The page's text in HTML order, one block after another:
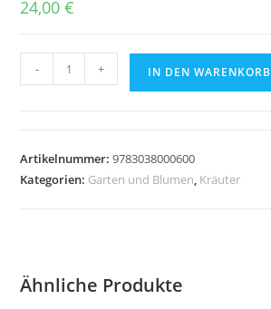
24,00€
Heilkräuter
und
- + IN DEN WARENKORB
Artikelnummer:9783038000600
Kategorien: Garten und Blumen, Kräuter
Ähnliche Produkte